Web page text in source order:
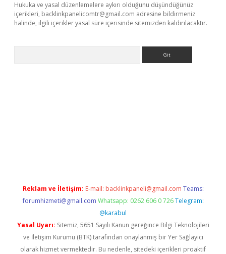
Hukuka ve yasal düzenlemelere aykırı olduğunu düşündüğünüz
içerikleri, backlinkpanelicomtr@gmail.com adresine bildirmeniz
halinde, ilgili içerikler yasal süre içerisinde sitemizden kaldırılacaktır.
Reklam ve İletişim: E-mail: backlinkpaneli@gmail.com Teams:
forumhizmeti@gmail.com Whatsapp: 0262 606 0 726 Telegram:
@karabul
Yasal Uyarı: Sitemiz, 5651 Sayılı Kanun gereğince Bilgi Teknolojileri
ve İletişim Kurumu (BTK) tarafından onaylanmış bir Yer Sağlayıcı
olarak hizmet vermektedir. Bu nedenle, sitedeki içerikleri proaktif